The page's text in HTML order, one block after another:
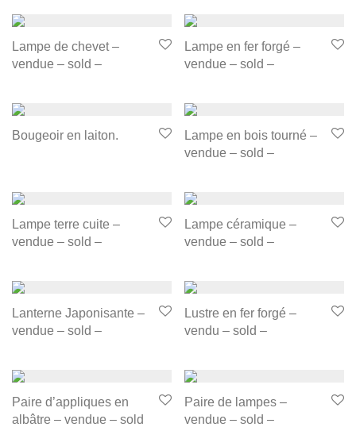
Lampe de chevet –
vendue – sold –
Lampe en fer forgé –
vendue – sold –
Bougeoir en laiton.
Lampe en bois tourné –
vendue – sold –
Lampe terre cuite –
vendue – sold –
Lampe céramique –
vendue – sold –
Lanterne Japonisante –
vendue – sold –
Lustre en fer forgé –
vendu – sold –
Paire d’appliques en
albâtre – vendue – sold
Paire de lampes –
vendue – sold –